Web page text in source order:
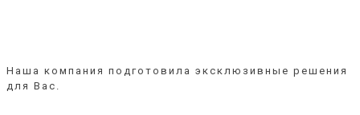
Наша компания подготовила эксклюзивные решения
для Вас.